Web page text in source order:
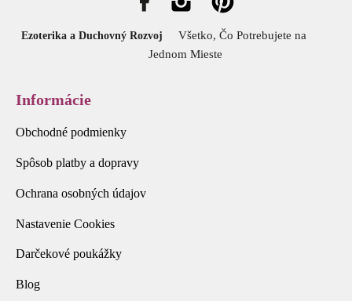
Ezoterika a Duchovný Rozvoj
Všetko, Čo Potrebujete na
Jednom Mieste
Informácie
Obchodné podmienky
Spôsob platby a dopravy
Ochrana osobných údajov
Nastavenie Cookies
Darčekové poukážky
Blog